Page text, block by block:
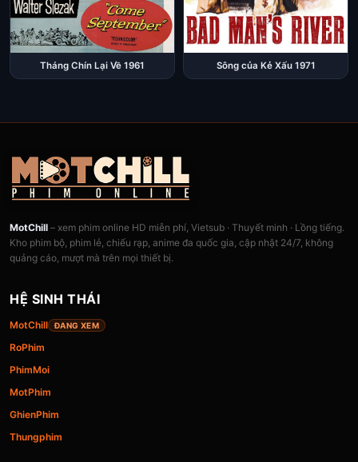
Tháng Chín Lại Về 1961 Sông của Kẻ Xấu 1971
MotChill – xem phim online HD miễn phí, Vietsub · Thuyết minh · Lồng tiếng.
Kho phim bộ, phim lẻ, chiếu rạp, anime đa quốc gia, cập nhật 24/7, không
quảng cáo, mượt mà trên mọi thiết bị.
HỆ SINH THÁI
MotChill ĐANG XEM
RoPhim
PhimMoi
MotPhim
GhienPhim
Thungphim